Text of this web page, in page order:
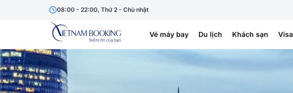
08:00 - 22:00, Thứ 2 - Chủ nhật
Vé máy bay Du lịch Khách sạn Visa